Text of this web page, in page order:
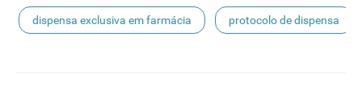
dispensa exclusiva em farmácia protocolo de dispensa